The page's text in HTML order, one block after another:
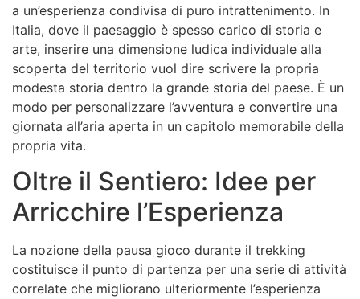
a un’esperienza condivisa di puro intrattenimento. In
Italia, dove il paesaggio è spesso carico di storia e
arte, inserire una dimensione ludica individuale alla
scoperta del territorio vuol dire scrivere la propria
modesta storia dentro la grande storia del paese. È un
modo per personalizzare l’avventura e convertire una
giornata all’aria aperta in un capitolo memorabile della
propria vita.
Oltre il Sentiero: Idee per
Arricchire l’Esperienza
La nozione della pausa gioco durante il trekking
costituisce il punto di partenza per una serie di attività
correlate che migliorano ulteriormente l’esperienza